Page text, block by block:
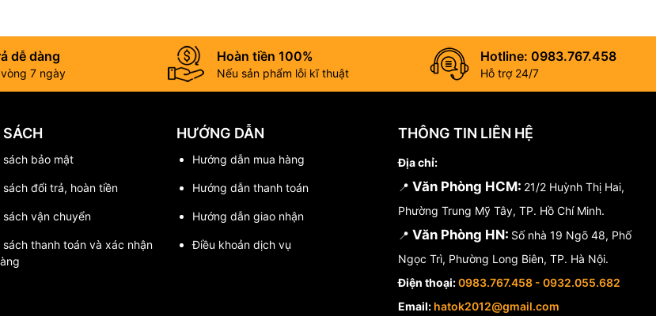
dễ dàng
7 ngày
Hoàn tiền 100%
Nếu sản phẩm lỗi kĩ thuật
Hotline: 0983.767.458
Hỗ trợ 24/7
sách bảo mật
sách đổi trả, hoàn tiền
sách vận chuyển
sách thanh toán và xác nhận
HƯỚNG DẪN
Hướng dẫn mua hàng
Hướng dẫn thanh toán
Hướng dẫn giao nhận
Điều khoản dịch vụ
THÔNG TIN LIÊN HỆ
Địa chỉ:
📍 Văn Phòng HCM: 21/2 Huỳnh Thị Hai,
Phường Trung Mỹ Tây, TP. Hồ Chí Minh.
📍 Văn Phòng HN: Số nhà 19 Ngõ 48, Phố
Ngọc Trì, Phường Long Biên, TP. Hà Nội.
Điện thoại:0983.767.458 - 0932.055.682
Email: hatok2012@gmail.com